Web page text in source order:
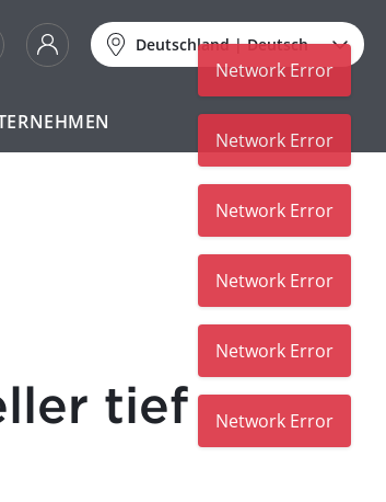
Deutschland|Deutsch
tief
Network Error
Network Error
Network Error
Network Error
Network Error
Network Error